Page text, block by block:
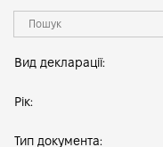
Вид декларації:
Рік:
Тип документа: